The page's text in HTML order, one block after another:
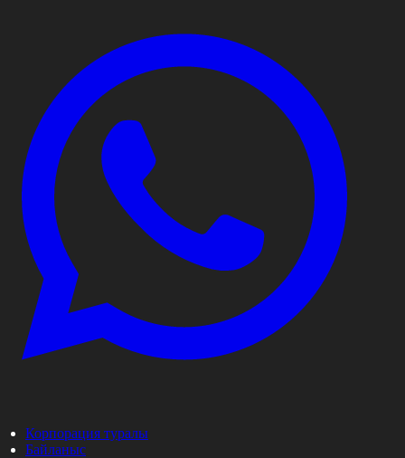
Корпорация туралы
Байланыс